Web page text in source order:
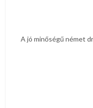
A jó minőségű német